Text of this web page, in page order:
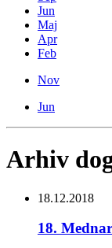
Jun
Maj
Apr
Feb
Nov
Jun
Arhiv
18.12.2018
18.